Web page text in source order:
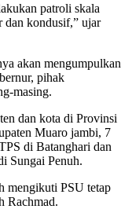
patroli skala
dan kondusif,” ujar
akan mengumpulkan
pihak
masing.
dan kota di Provinsi
Muaro jambi, 7
di Batanghari dan
Sungai Penuh.
mengikuti PSU tetap
Rachmad.